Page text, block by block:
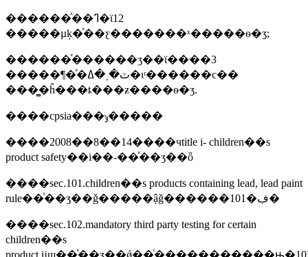
������ͯ��ߣ�ϊ12
�����µķ�ͯ��ƹ�������ˣ�����ѳ�ʒ;
������ͯ������ʒ��ϊ����3
�����¶�ͯ�ٽ�˯�ߡ�ιʳ������с��
���̻�ĥ���ȶ���ƶ����ѳ�ʒ.
����cpsia���ݸ�����
����2008��8��14����чtitle i- children��s
product safety��i��-��ͯ��ʒ��ȫ
����sec.101.children��s products containing lead, lead paint
rule��ͯ��ʒ��ǧ�����ậǧ������101�ڣ�
����sec.102.mandatory third party testing for certain
children��s